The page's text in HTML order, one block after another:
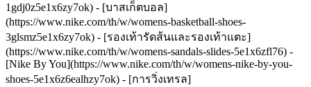
1gdj0z5e1x6zy7ok) - [บาสเก็ตบอล]
(https://www.nike.com/th/w/womens-basketball-shoes-
3glsmz5e1x6zy7ok) - [รองเท้ารัดส้นและรองเท้าแตะ]
(https://www.nike.com/th/w/womens-sandals-slides-5e1x6zfl76) -
[Nike By You](https://www.nike.com/th/w/womens-nike-by-you-
shoes-5e1x6z6ealhzy7ok) - [การวิ่งเทรล]